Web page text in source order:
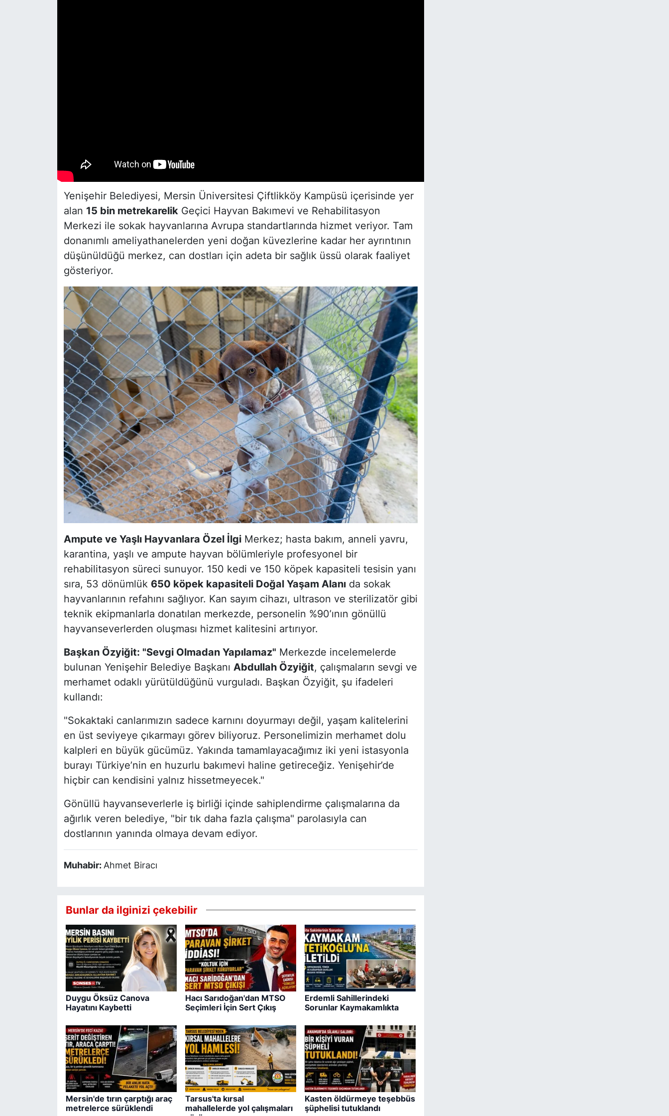
Yenişehir Belediyesi, Mersin Üniversitesi Çiftlikköy Kampüsü içerisinde yer
alan 15 bin metrekarelikGeçici Hayvan Bakımevi ve Rehabilitasyon
Merkezi ile sokak hayvanlarına Avrupa standartlarında hizmet veriyor. Tam
donanımlı ameliyathanelerden yeni doğan küvezlerine kadar her ayrıntının
düşünüldüğü merkez, can dostları için adeta bir sağlık üssü olarak faaliyet
gösteriyor.
Ampute ve Yaşlı Hayvanlara Özel İlgiMerkez; hasta bakım, anneli yavru,
karantina, yaşlı ve ampute hayvan bölümleriyle profesyonel bir
rehabilitasyon süreci sunuyor. 150 kedi ve 150 köpek kapasiteli tesisin yanı
sıra, 53 dönümlük 650 köpek kapasiteli Doğal Yaşam Alanıda sokak
hayvanlarının refahını sağlıyor. Kan sayım cihazı, ultrason ve sterilizatör gibi
teknik ekipmanlarla donatılan merkezde, personelin %90’ının gönüllü
hayvanseverlerden oluşması hizmet kalitesini artırıyor.
Başkan Özyiğit: "Sevgi Olmadan Yapılamaz" Merkezde incelemelerde
bulunan Yenişehir Belediye Başkanı Abdullah Özyiğit, çalışmaların sevgi ve
merhamet odaklı yürütüldüğünü vurguladı. Başkan Özyiğit, şu ifadeleri
kullandı:
"Sokaktaki canlarımızın sadece karnını doyurmayı değil, yaşam kalitelerini
en üst seviyeye çıkarmayı görev biliyoruz. Personelimizin merhamet dolu
kalpleri en büyük gücümüz. Yakında tamamlayacağımız iki yeni istasyonla
burayı Türkiye’nin en huzurlu bakımevi haline getireceğiz. Yenişehir’de
hiçbir can kendisini yalnız hissetmeyecek."
Gönüllü hayvanseverlerle iş birliği içinde sahiplendirme çalışmalarına da
ağırlık veren belediye, "bir tık daha fazla çalışma" parolasıyla can
dostlarının yanında olmaya devam ediyor.
Muhabir: Ahmet Biracı
Bunlar da ilginizi çekebilir
Duygu Öksüz Canova
Hayatını Kaybetti
Hacı Sarıdoğan'dan MTSO
Seçimleri İçin Sert Çıkış
Erdemli Sahillerindeki
Sorunlar Kaymakamlıkta
Mersin'de tırın çarptığı araç
metrelerce sürüklendi
Tarsus'ta kırsal
mahallelerde yol çalışmaları
Kasten öldürmeye teşebbüs
şüphelisi tutuklandı